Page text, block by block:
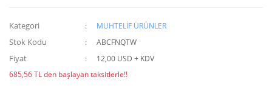
Kategori MUHTELİF ÜRÜNLER
Stok Kodu ABCFNQTW
Fiyat
12,00 USD + KDV
685,56 TL den başlayan taksitlerle!!